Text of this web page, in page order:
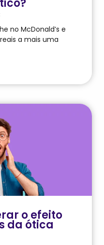
no McDonald’s e
a mais uma
o efeito
da ótica